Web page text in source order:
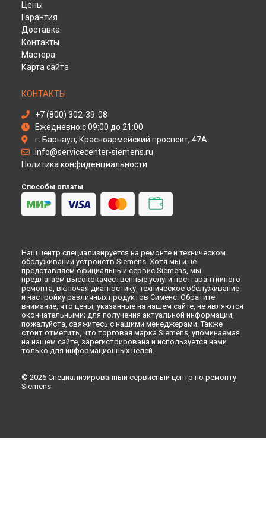
Ремонт холодильника KG57NVI20N Siemens в
Ремонт холодильника KG57NVI20N Siemens в
Ремонт холодильника KG57NVI20N Siemens в
Ремонт холодильника KG57NVI20N Siemens в
Ремонт холодильника KG57NVI20N Siemens в
Ремонт холодильника KG57NVI20N Siemens в
Челнах
Ремонт холодильника KG57NVI20N Siemens вЛипецке
Цены
Гарантия
Доставка
Контакты
Мастера
Карта сайта
КОНТАКТЫ
+7 (800) 302-39-08
Ежедневно с 09:00 до 21:00
г. Барнаул, Красноармейский проспект, 47А
info@servicecenter-siemens.ru
Политика конфиденциальности
Способы оплаты
Наш центр специализируется на ремонте и техническом
обслуживании устройств Siemens. Хотя мы и не
представляем официальный сервис Siemens, мы
предлагаем высококачественные услуги постгарантийного
ремонта, включая диагностику, техническое обслуживание
и настройку различных продуктов Сименс. Обратите
внимание, что цены, указанные на нашем сайте, не являются
окончательными; для получения актуальной информации,
пожалуйста, свяжитесь с нашими менеджерами. Также
стоит отметить, что торговая марка Siemens, упоминаемая
на нашем сайте, зарегистрирована и используется нами
только для информационных целей.
© 2026 Специализированный сервисный центр по ремонту
Siemens.